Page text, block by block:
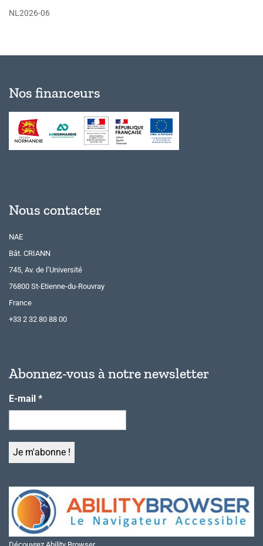
NL2026-06
Nos financeurs
Nous contacter
NAE
Bât. CRIANN
745, Av. de l’Université
76800 St-Etienne-du-Rouvray
France
+33 2 32 80 88 00
Abonnez-vous à notre newsletter
E-mail *